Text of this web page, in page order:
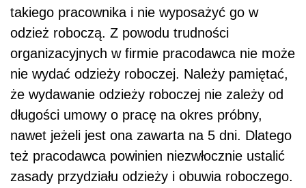
takiego pracownika i nie wyposażyć go w
odzież roboczą. Z powodu trudności
organizacyjnych w firmie pracodawca nie może
nie wydać odzieży roboczej. Należy pamiętać,
że wydawanie odzieży roboczej nie zależy od
długości umowy o pracę na okres próbny,
nawet jeżeli jest ona zawarta na 5 dni. Dlatego
też pracodawca powinien niezwłocznie ustalić
zasady przydziału odzieży i obuwia roboczego.